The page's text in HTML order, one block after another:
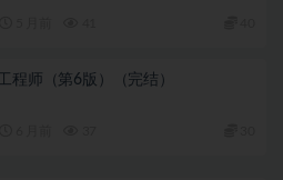
程师（第6版）（完结）